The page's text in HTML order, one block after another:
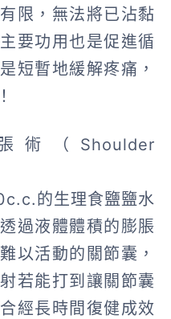
限，無法將已沾黏
要功用也是促進循
短暫地緩解疼痛，
（Shoulder
的生理食鹽鹽水
過液體體積的膨脹
以活動的關節囊，
若能打到讓關節囊
經長時間復健成效